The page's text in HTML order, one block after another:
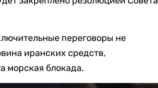
переговоры не
иранских средств,
морская блокада.